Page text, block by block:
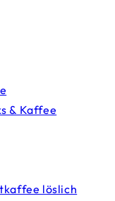
& Kaffee
löslich